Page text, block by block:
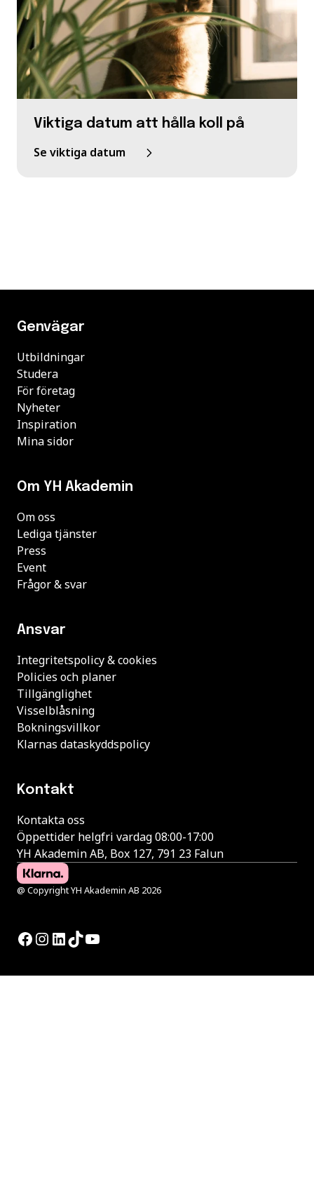
Viktiga datum att hålla koll på
Se viktiga datum
Genvägar
Utbildningar
Studera
För företag
Nyheter
Inspiration
Mina sidor
Om YH Akademin
Om oss
Lediga tjänster
Press
Event
Frågor & svar
Ansvar
Integritetspolicy & cookies
Policies och planer
Tillgänglighet
Visselblåsning
Bokningsvillkor
Klarnas dataskyddspolicy
Kontakt
Kontakta oss
Öppettider helgfri vardag 08:00-17:00
YH Akademin AB, Box 127, 791 23 Falun
@ Copyright YH Akademin AB 2026
Facebook
Instagram
LinkedIn
TikTok
YouTube